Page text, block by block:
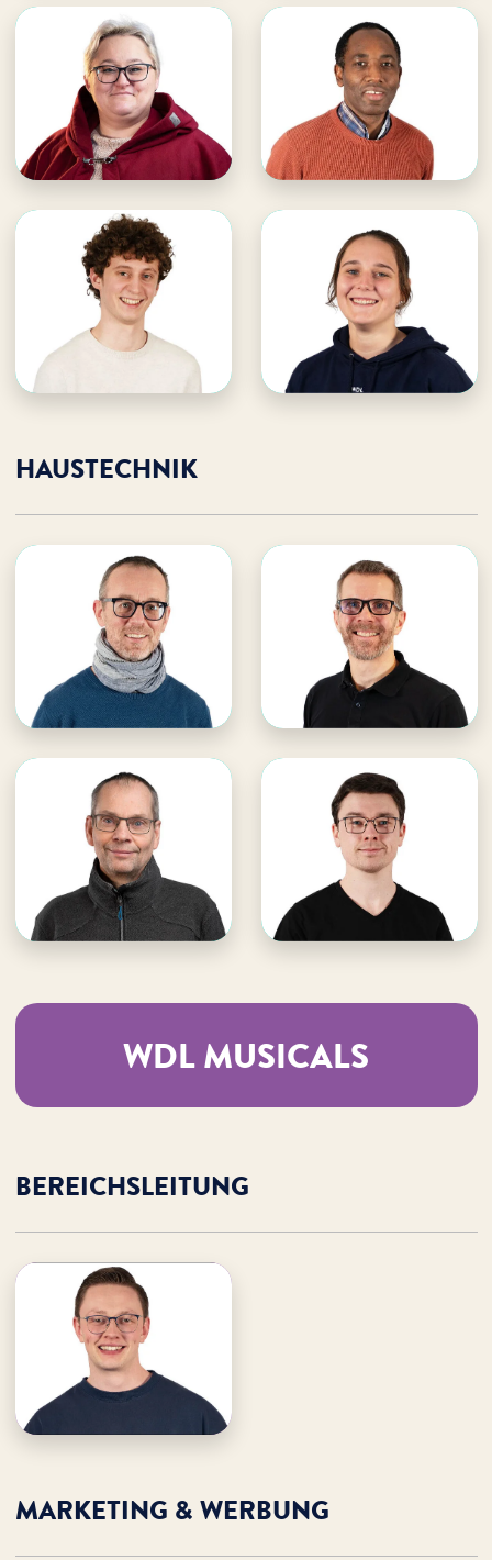
Katarzyna Jablonska
WDL Dünenhof
· Hauswirtschaft
E-Mail an Katarzyna
Katarzyna unterstützen
Melchiade Ninganza
WDL Dünenhof
· Hauswirtschaft
E-Mail an Melchiade
Melchiade unterstützen
Samuel Böhler
WDL Dünenhof
· Auszubildender
Hauswirtschaft
E-Mail an Samuel
Samuel unterstützen
Michaela Wolff
WDL Dünenhof
· Auszubildende
Hauswirtschaft
E-Mail an Michaela
Michaela unterstützen
HAUSTECHNIK
Matthias Kügler
WDL Dünenhof
· Teamleitung Haustechnik
E-Mail an Matthias
Matthias unterstützen
Andreas Link
WDL Dünenhof
· Haustechnik
E-Mail an Andreas
Andreas unterstützen
Torsten Schmidt
WDL Dünenhof
· Haustechnik
E-Mail an Torsten
Torsten unterstützen
Franz Kempe
WDL Dünenhof
· Haustechnik
E-Mail an Franz
Franz unterstützen
WDL MUSICALS
BEREICHSLEITUNG
Simon-Jonathan Groß
WDL Musicals
E-Mail an Simon-Jonathan
Simon-Jonathan
unterstützen
MARKETING & WERBUNG